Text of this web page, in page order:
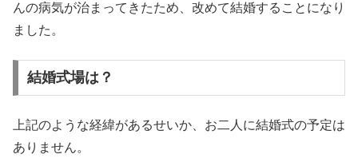
んの病気が治まってきたため、改めて結婚することになり
ました。
結婚式場は？
上記のような経緯があるせいか、お二人に結婚式の予定は
ありません。